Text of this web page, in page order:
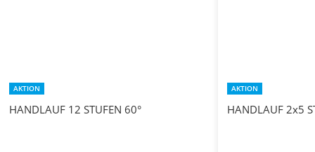
AKTION
HANDLAUF 12 STUFEN 60°
AKTION
HANDLAUF 2x5